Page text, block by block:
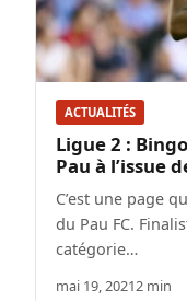
ACTUALITÉS
Ligue 2 :
Pau à l’issue
C’est une page
du Pau FC.
catégorie…
mai 19, 20212 min